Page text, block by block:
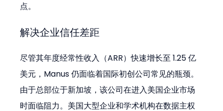
点。
解决企业信任差距
尽管其年度经常性收入（ARR）快速增长至 1.25 亿
美元，Manus 仍面临着国际初创公司常见的瓶颈。
由于总部位于新加坡，该公司在进入美国企业市场
时面临阻力。美国大型企业和学术机构在数据主权